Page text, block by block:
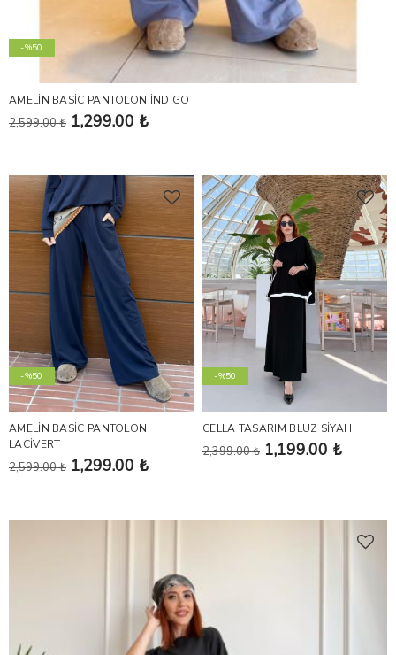
-%50
AMELİN BASİC PANTOLON İNDİGO
2,599.00 ₺ 1,299.00 ₺
-%50
AMELİN BASİC PANTOLON
LACİVERT
2,599.00 ₺ 1,299.00 ₺
-%50
CELLA TASARIM BLUZ SİYAH
2,399.00 ₺ 1,199.00 ₺